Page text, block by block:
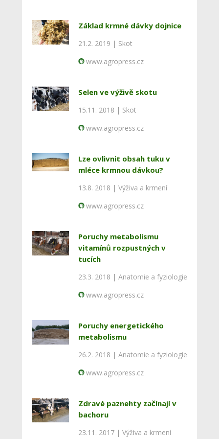
Základ krmné dávky dojnice
21.2. 2019 | Skot
www.agropress.cz
Selen ve výživě skotu
15.11. 2018 | Skot
www.agropress.cz
Lze ovlivnit obsah tuku v
mléce krmnou dávkou?
13.8. 2018 | Výživa a krmení
www.agropress.cz
Poruchy metabolismu
vitamínů rozpustných v
tucích
23.3. 2018 | Anatomie a fyziologie
www.agropress.cz
Poruchy energetického
metabolismu
26.2. 2018 | Anatomie a fyziologie
www.agropress.cz
Zdravé paznehty začínají v
bachoru
23.11. 2017 | Výživa a krmení